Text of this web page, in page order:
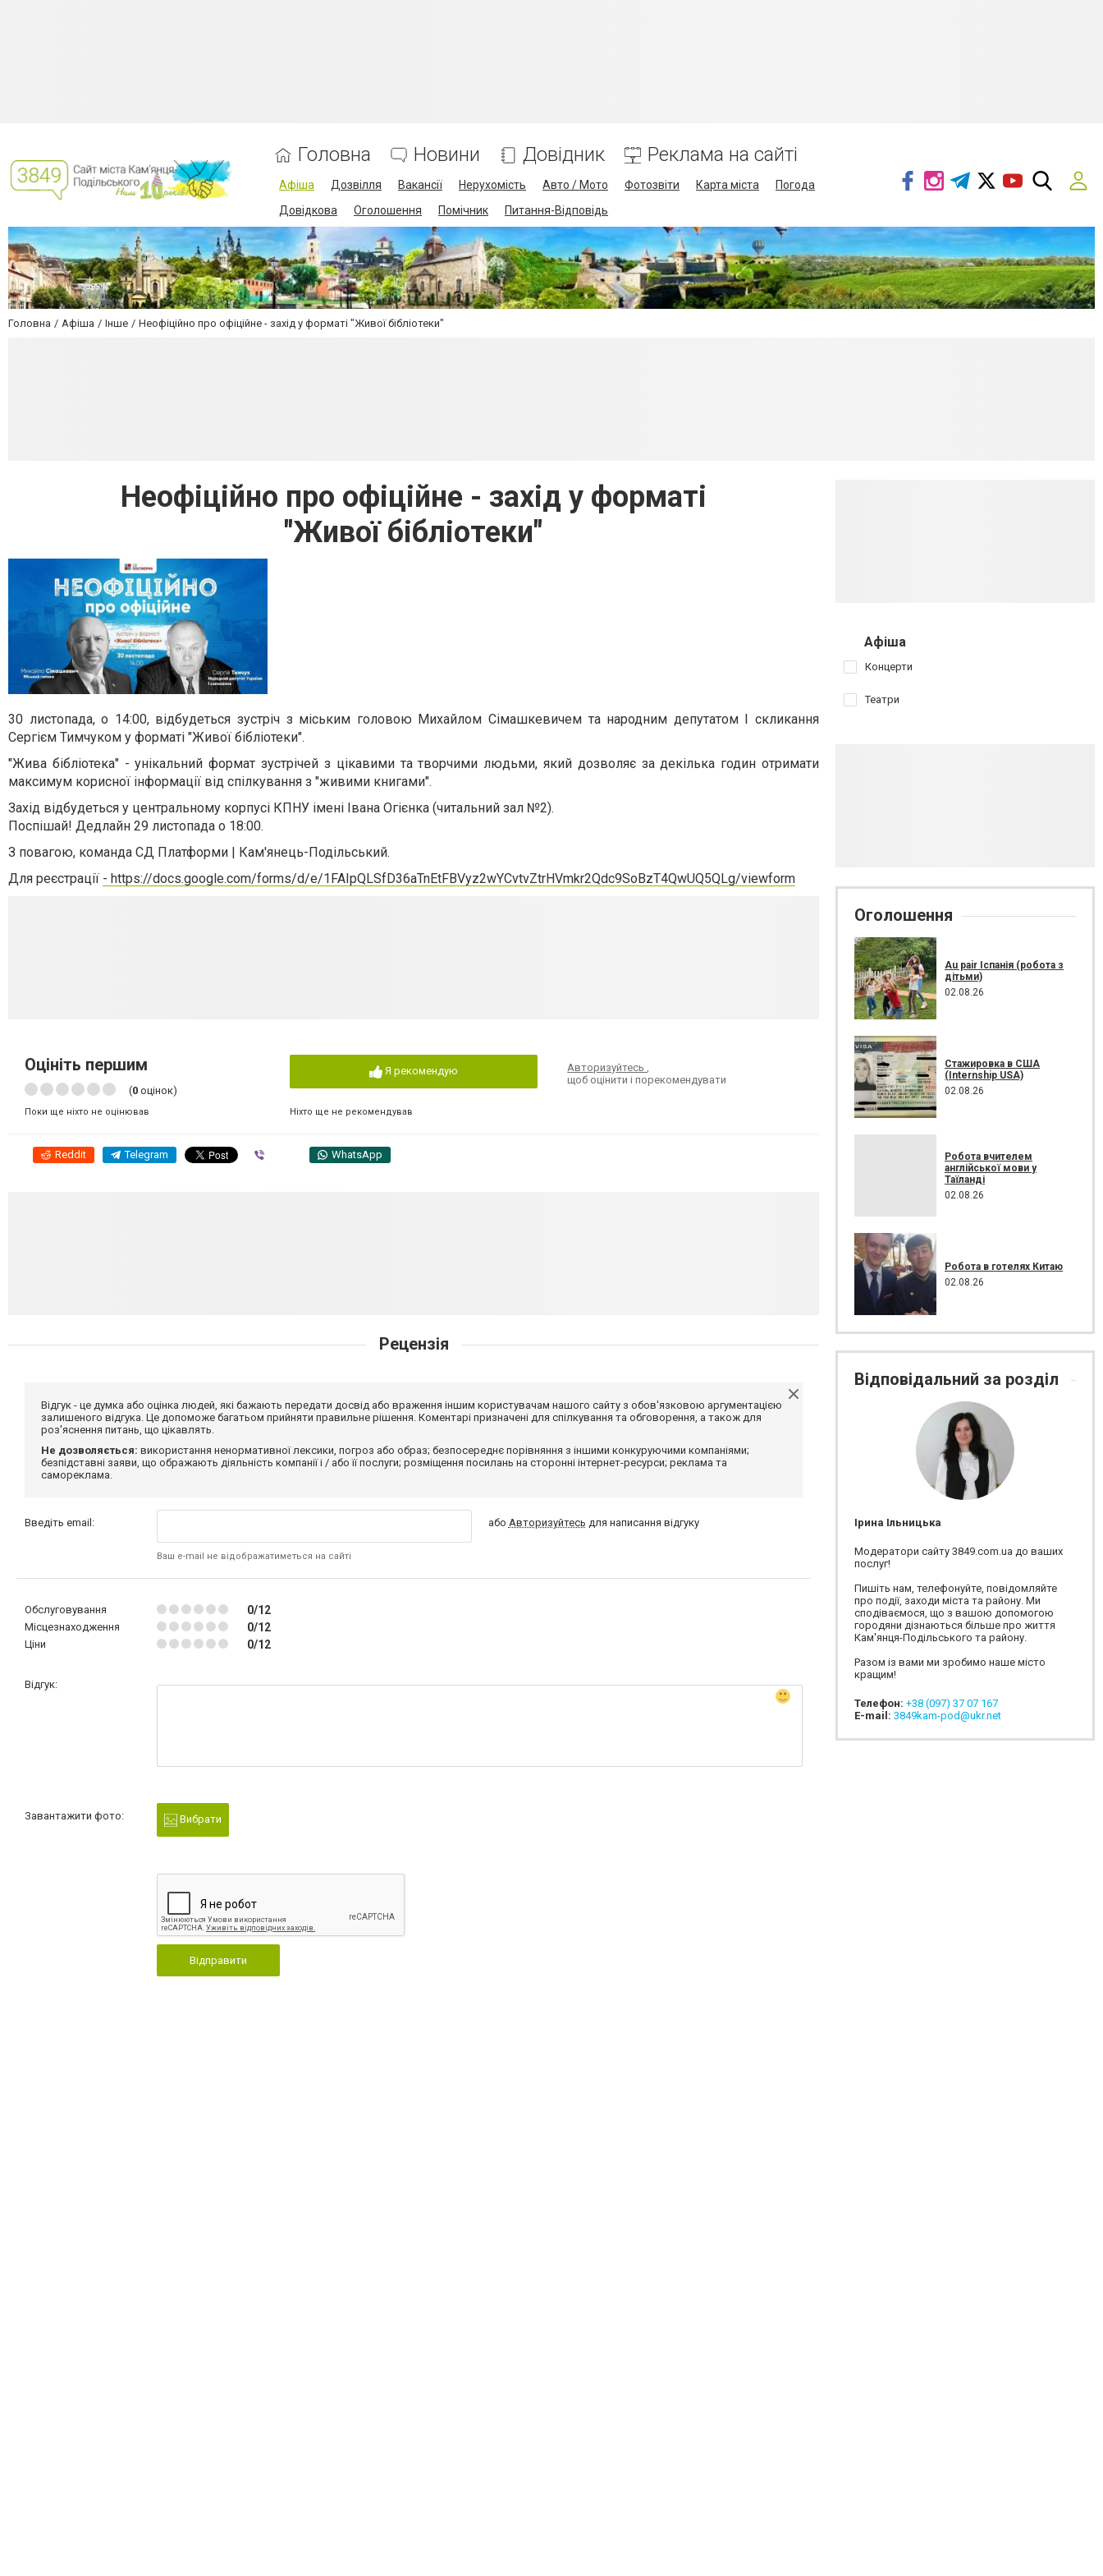
Головна Новини Довідник Реклама на сайті
Афіша Дозвілля Вакансії Нерухомість Авто / Мото Фотозвіти Карта міста
Погода
Довідкова
Оголошення Помічник Питання-Відповідь
Головна Афіша Інше Неофіційно про офіційне - захід у форматі "Живої бібліотеки"
Неофіційно про офіційне - захід у форматі
"Живої бібліотеки"
30 листопада, о 14:00, відбудеться зустріч з міським головою Михайлом Сімашкевичем та народним депутатом І скликання
Сергієм Тимчуком у форматі "Живої бібліотеки".
"Жива бібліотека" - унікальний формат зустрічей з цікавими та творчими людьми, який дозволяє за декілька годин отримати
максимум корисної інформації від спілкування з "живими книгами".
Захід відбудеться у центральному корпусі КПНУ імені Івана Огієнка (читальний зал №2).
Поспішай! Дедлайн 29 листопада о 18:00.
З повагою, команда СД Платформи | Кам'янець-Подільський.
Для реєстрації - https://docs.google.com/forms/d/e/1FAIpQLSfD36aTnEtFBVyz2wYCvtvZtrHVmkr2Qdc9SoBzT4QwUQ5QLg/viewform
Оцініть першим
(0 оцінок)
Поки ще ніхто не оцінював
Я рекомендую
Ніхто ще не рекомендував
Авторизуйтесь,
щоб оцінити і порекомендувати
Reddit Telegram WhatsApp
Рецензія
Відгук - це думка або оцінка людей, які бажають передати досвід або враження іншим користувачам нашого сайту з обов'язковою аргументацією
залишеного відгука. Це допоможе багатьом прийняти правильне рішення. Коментарі призначені для спілкування та обговорення, а також для
роз'яснення питань, що цікавлять.
Не дозволяється: використання ненормативної лексики, погроз або образ; безпосереднє порівняння з іншими конкуруючими компаніями;
безпідставні заяви, що ображають діяльність компанії і / або її послуги; розміщення посилань на сторонні інтернет-ресурси; реклама та
самореклама.
Введіть email:
Ваш e-mail не відображатиметься на сайті
або Авторизуйтесь для написання відгуку
Обслуговування 0/12
Місцезнаходження 0/12
Ціни 0/12
Відгук:
Завантажити фото: Вибрати
Відправити
Афіша
Концерти
Театри
Оголошення
Au pair Іспанія (робота з
дітьми)
02.08.26
Стажировка в США
(Internship USA)
02.08.26
Робота вчителем
англійської мови у
Таїланді
02.08.26
Робота в готелях Китаю
02.08.26
Відповідальний за розділ
Ірина Ільницька
Модератори сайту 3849.com.ua до ваших
послуг!
Пишіть нам, телефонуйте, повідомляйте
про події, заходи міста та району. Ми
сподіваємося, що з вашою допомогою
городяни дізнаються більше про життя
Кам'янця-Подільського та району.
Разом із вами ми зробимо наше місто
кращим!
Телефон: +38 (097) 37 07 167
E-mail: 3849kam-pod@ukr.net